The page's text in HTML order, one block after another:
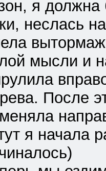
я должна
неслась
мысли и
После
я начала